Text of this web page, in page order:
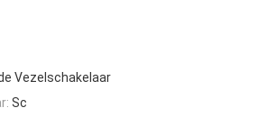
Vezelschakelaar
Sc